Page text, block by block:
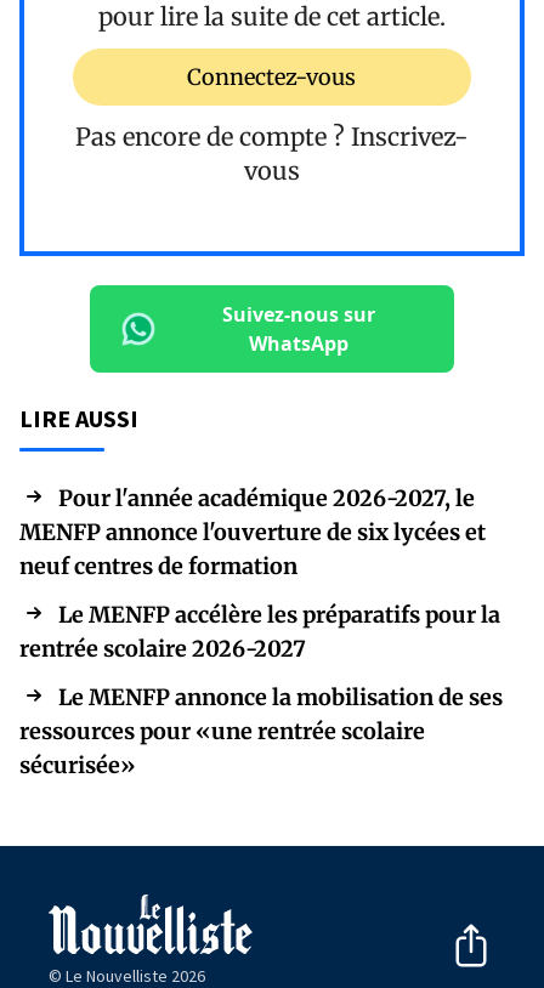
pour lire la suite de cet article.
Connectez-vous
Pas encore de compte ? Inscrivez-
vous
Suivez-nous sur
WhatsApp
LIRE AUSSI
Pour l'année académique 2026-2027, le
MENFP annonce l'ouverture de six lycées et
neuf centres de formation
Le MENFP accélère les préparatifs pour la
rentrée scolaire 2026-2027
Le MENFP annonce la mobilisation de ses
ressources pour «une rentrée scolaire
sécurisée»
© Le Nouvelliste 2026